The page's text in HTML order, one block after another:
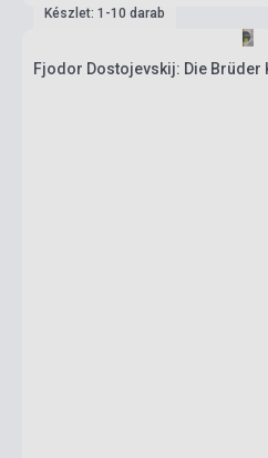
Készlet: 1-10 darab
Fjodor Dostojevskij: Die Brüder